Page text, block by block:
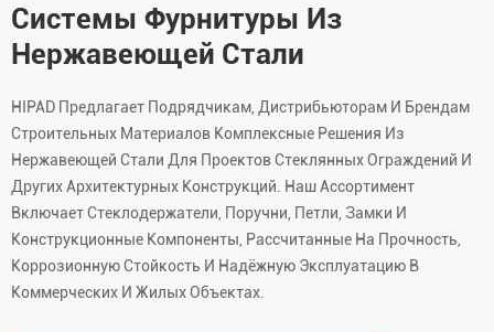
Системы Фурнитуры Из
Нержавеющей Стали
HIPAD Предлагает Подрядчикам, Дистрибьюторам И Брендам
Строительных Материалов Комплексные Решения Из
Нержавеющей Стали Для Проектов Стеклянных Ограждений И
Других Архитектурных Конструкций. Наш Ассортимент
Включает Стеклодержатели, Поручни, Петли, Замки И
Конструкционные Компоненты, Рассчитанные На Прочность,
Коррозионную Стойкость И Надёжную Эксплуатацию В
Коммерческих И Жилых Объектах.